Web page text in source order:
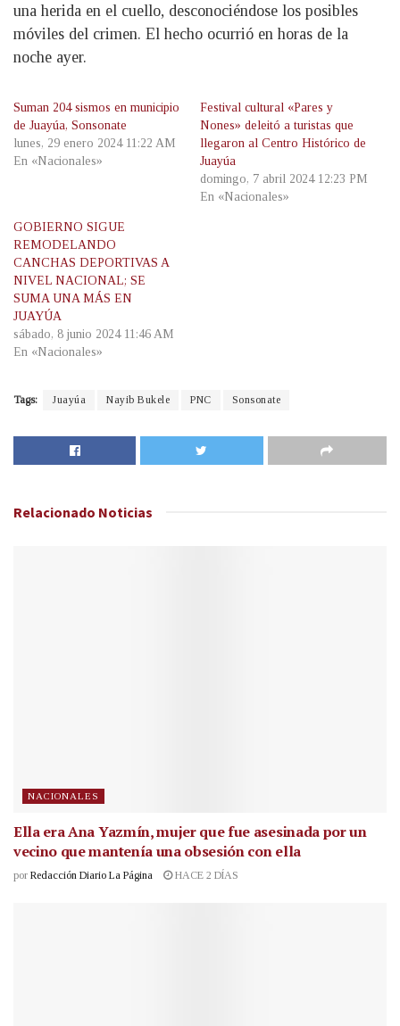
una herida en el cuello, desconociéndose los posibles
móviles del crimen. El hecho ocurrió en horas de la
noche ayer.
Suman 204 sismos en municipio
de Juayúa, Sonsonate
lunes, 29 enero 2024 11:22 AM
En «Nacionales»
Festival cultural «Pares y
Nones» deleitó a turistas que
llegaron al Centro Histórico de
Juayúa
domingo, 7 abril 2024 12:23 PM
En «Nacionales»
GOBIERNO SIGUE
REMODELANDO
CANCHAS DEPORTIVAS A
NIVEL NACIONAL; SE
SUMA UNA MÁS EN
JUAYÚA
sábado, 8 junio 2024 11:46 AM
En «Nacionales»
Tags: Juayúa Nayib Bukele PNC Sonsonate
Relacionado Noticias
NACIONALES
Ella era Ana Yazmín, mujer que fue asesinada por un
vecino que mantenía una obsesión con ella
por Redacción Diario La Página HACE 2 DÍAS